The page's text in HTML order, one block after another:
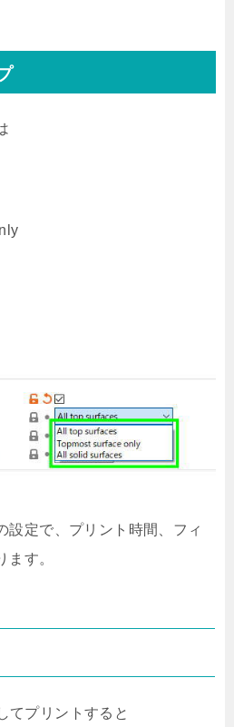
設定で、プリント時間、フィ
ます。
てプリントすると